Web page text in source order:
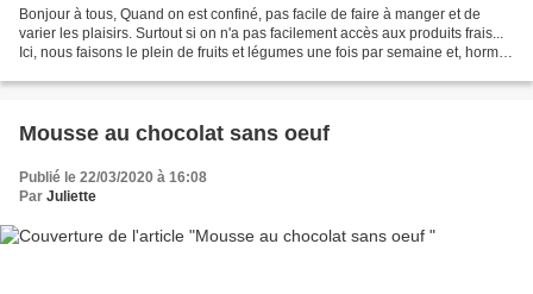
Bonjour à tous, Quand on est confiné, pas facile de faire à manger et de
varier les plaisirs. Surtout si on n'a pas facilement accès aux produits frais...
Ici, nous faisons le plein de fruits et légumes une fois par semaine et, hormis
Mousse au chocolat sans oeuf
Publié le 22/03/2020 à 16:08
Par Juliette